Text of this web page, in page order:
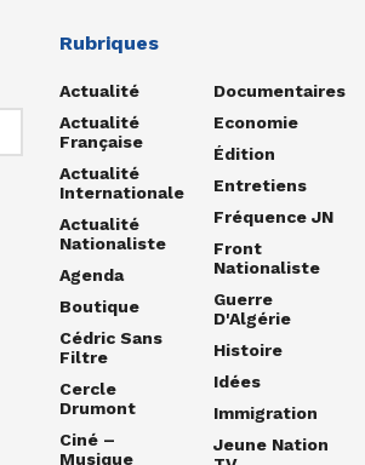
Rubriques
Actualité
Actualité
Française
Actualité
Internationale
Actualité
Nationaliste
Agenda
Boutique
Cédric Sans
Filtre
Cercle
Drumont
Ciné –
Musique
Documentaires
Economie
Édition
Entretiens
Fréquence JN
Front
Nationaliste
Guerre
D'Algérie
Histoire
Idées
Immigration
Jeune Nation